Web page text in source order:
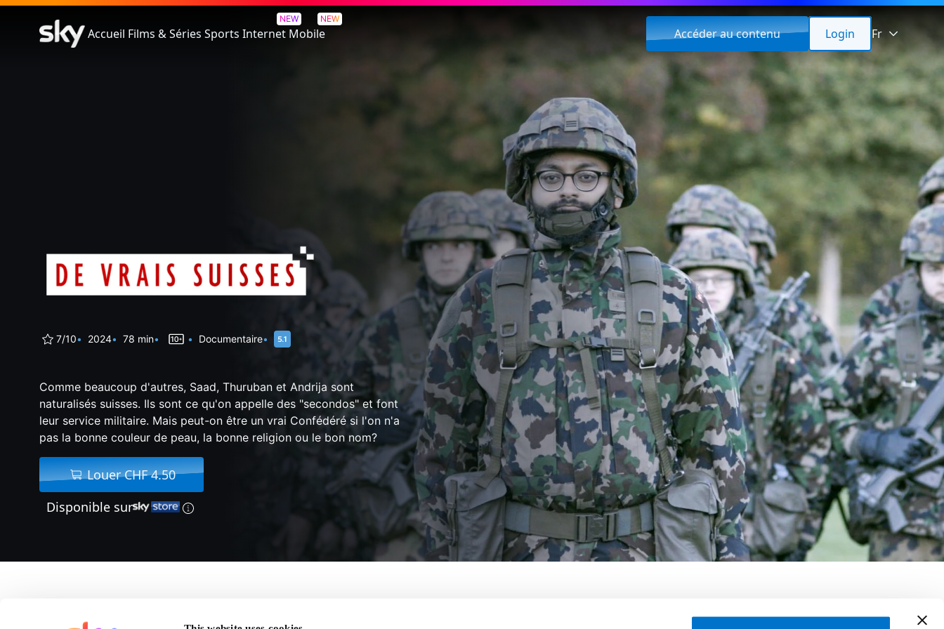
Accueil Films & Séries Sports
NEW
Internet
NEW
Mobile Accéder au contenu Login Fr
De Vrais Suisses
7/10 2024 78 min Documentaire
Comme beaucoup d'autres, Saad, Thuruban et Andrija sont
naturalisés suisses. Ils sont ce qu'on appelle des "secondos" et font
leur service militaire. Mais peut-on être un vrai Confédéré si l'on n'a
pas la bonne couleur de peau, la bonne religion ou le bon nom?
Louer CHF 4.50
Disponible sur